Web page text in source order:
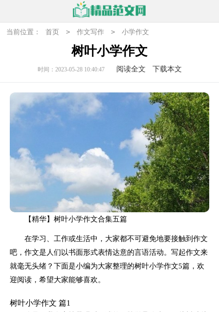
当前位置： 首页 > 作文写作 > 小学作文
树叶小学作文
时间：2023-05-28 10:40:47 阅读全文 下载本文
【精华】树叶小学作文合集五篇
在学习、工作或生活中，大家都不可避免地要接触到作文
吧，作文是人们以书面形式表情达意的言语活动。写起作文来
就毫无头绪？下面是小编为大家整理的树叶小学作文5篇，欢
迎阅读，希望大家能够喜欢。
树叶小学作文 篇1